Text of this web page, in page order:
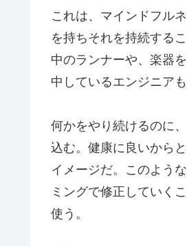
これは、マインドフル
を持ちそれを持続する
中のランナーや、楽器
中しているエンジニア
何かをやり続けるのに
込む。健康に良いから
イメージだ。このよう
ミングで修正していく
使う。